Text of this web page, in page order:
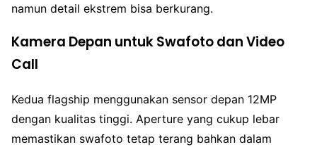
namun detail ekstrem bisa berkurang.
Kamera Depan untuk Swafoto dan Video
Call
Kedua flagship menggunakan sensor depan 12MP
dengan kualitas tinggi. Aperture yang cukup lebar
memastikan swafoto tetap terang bahkan dalam